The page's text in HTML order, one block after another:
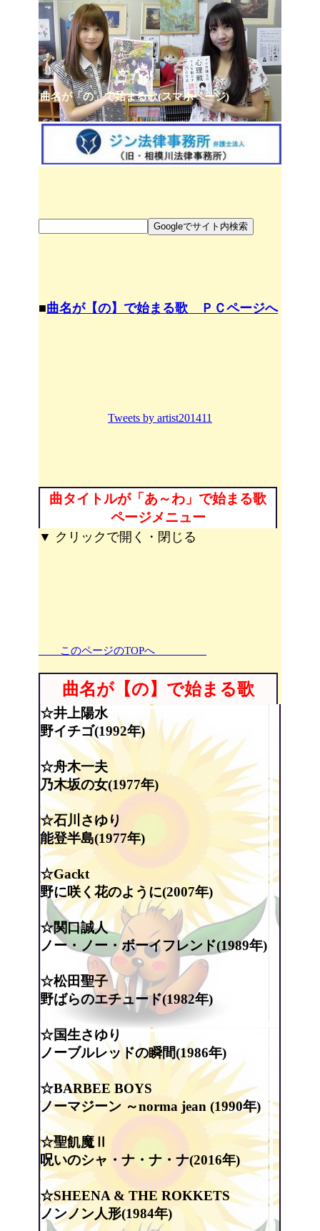
曲名が「の」で始まる歌(スマホページ)
■曲名が【の】で始まる歌 ＰＣページへ
Tweets by artist201411
曲タイトルが「あ～わ」で始まる歌
ページメニュー
▼ クリックで開く・閉じる
このページのTOPへ
曲名が【の】で始まる歌
☆井上陽水
野イチゴ(1992年)
☆舟木一夫
乃木坂の女(1977年)
☆石川さゆり
能登半島(1977年)
☆Gackt
野に咲く花のように(2007年)
☆関口誠人
ノー・ノー・ボーイフレンド(1989年)
☆松田聖子
野ばらのエチュード(1982年)
☆国生さゆり
ノーブルレッドの瞬間(1986年)
☆BARBEE BOYS
ノーマジーン ～norma jean (1990年)
☆聖飢魔Ⅱ
呪いのシャ・ナ・ナ・ナ(2016年)
☆SHEENA & THE ROKKETS
ノンノン人形(1984年)